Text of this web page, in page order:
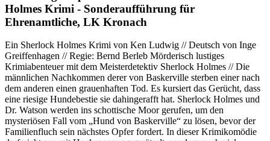
Holmes Krimi - Sonderaufführung für
Ehrenamtliche, LK Kronach
Ein Sherlock Holmes Krimi von Ken Ludwig // Deutsch von Inge
Greiffenhagen // Regie: Bernd Berleb Mörderisch lustiges
Krimiabenteuer mit dem Meisterdetektiv Sherlock Holmes // Die
männlichen Nachkommen derer von Baskerville sterben einer nach
dem anderen einen grauenhaften Tod. Es kursiert das Gerücht, dass
eine riesige Hundebestie sie dahingerafft hat. Sherlock Holmes und
Dr. Watson werden ins schottische Moor gerufen, um den
mysteriösen Fall vom „Hund von Baskerville“ zu lösen, bevor der
Familienfluch sein nächstes Opfer fordert. In dieser Krimikomödie